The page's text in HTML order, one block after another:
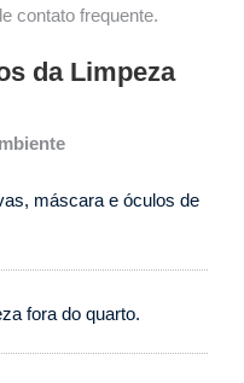
contato frequente.
da Limpeza
máscara e óculos de
fora do quarto.